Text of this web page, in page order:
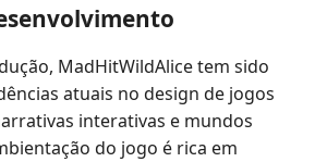
MadHitWildAlice tem sido
atuais no design de jogos
interativas e mundos
do jogo é rica em